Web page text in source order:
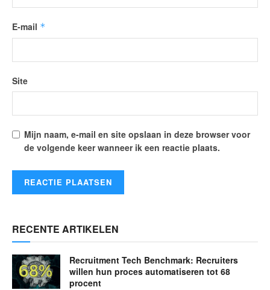
E-mail *
Site
Mijn naam, e-mail en site opslaan in deze browser voor
de volgende keer wanneer ik een reactie plaats.
RECENTE ARTIKELEN
Recruitment Tech Benchmark: Recruiters
willen hun proces automatiseren tot 68
procent